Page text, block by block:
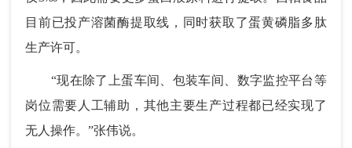
目前已投产溶菌酶提取线，同时获取了蛋黄磷脂多肽
生产许可。
“现在除了上蛋车间、包装车间、数字监控平台等
岗位需要人工辅助，其他主要生产过程都已经实现了
无人操作。”张伟说。